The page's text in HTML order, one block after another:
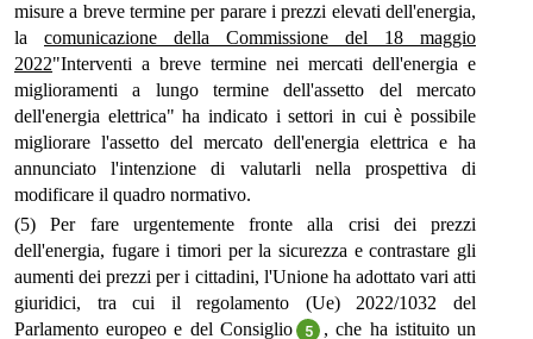
misure a breve termine per parare i prezzi elevati dell'energia,
la comunicazione della Commissione del 18 maggio
2022"Interventi a breve termine nei mercati dell'energia e
miglioramenti a lungo termine dell'assetto del mercato
dell'energia elettrica" ha indicato i settori in cui è possibile
migliorare l'assetto del mercato dell'energia elettrica e ha
annunciato l'intenzione di valutarli nella prospettiva di
modificare il quadro normativo.
(5) Per fare urgentemente fronte alla crisi dei prezzi
dell'energia, fugare i timori per la sicurezza e contrastare gli
aumenti dei prezzi per i cittadini, l'Unione ha adottato vari atti
giuridici, tra cui il regolamento (Ue) 2022/1032 del
Parlamento europeo e del Consiglio
5
, che ha istituito un